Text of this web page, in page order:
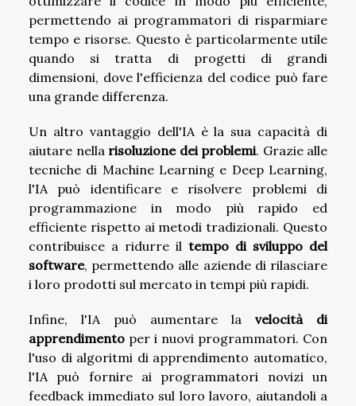
permettendo ai programmatori di risparmiare
tempo e risorse. Questo è particolarmente utile
quando si tratta di progetti di grandi
dimensioni, dove l'efficienza del codice può fare
una grande differenza.
Un altro vantaggio dell'IA è la sua capacità di
aiutare nella risoluzione dei problemi. Grazie alle
tecniche di Machine Learning e Deep Learning,
l'IA può identificare e risolvere problemi di
programmazione in modo più rapido ed
efficiente rispetto ai metodi tradizionali. Questo
contribuisce a ridurre il tempo di sviluppo del
software, permettendo alle aziende di rilasciare
i loro prodotti sul mercato in tempi più rapidi.
Infine, l'IA può aumentare la velocità di
apprendimento per i nuovi programmatori. Con
l'uso di algoritmi di apprendimento automatico,
l'IA può fornire ai programmatori novizi un
feedback immediato sul loro lavoro, aiutandoli a